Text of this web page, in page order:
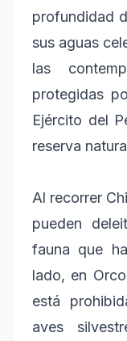
profundidad
sus aguas
las
protegidas
Ejército del
reserva
Al recorrer
pueden
fauna que
lado, en
está
aves